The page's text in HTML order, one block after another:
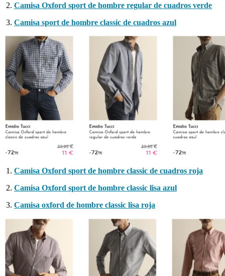
Camisa Oxford sport de hombre regular de cuadros verde
Camisa sport de hombre classic de cuadros azul
Camisa Oxford sport de hombre classic de cuadros roja
Camisa Oxford sport de hombre classic lisa azul
Camisa oxford de hombre classic lisa roja